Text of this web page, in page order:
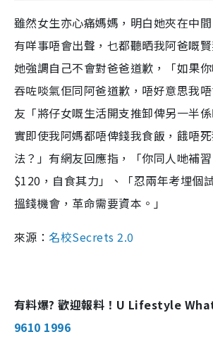
雖然女生亦心痛媽媽，明白她夾在中
有咩事唔會出聲，乜都聽晒我阿爸嘅
她強調自己不會對爸爸道歉，「如果
吞咗啖氣佢同阿爸道歉，唔好意思我
友「將仔女嘅生活開支推卸俾另一半
實即使我阿媽都唔俾錢我食飯，餓唔
法？」有網友回應指，「你同人哋補
$120，自食其力」、「忍兩年考埋個
搵錢機會，革命需要資本。」
來源： 名校Secrets 2.0
有料爆? 歡迎報料！U Lifestyle
9610 1996